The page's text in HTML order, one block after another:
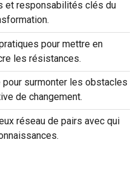
et responsabilités clés du
pour mettre en
les résistances.
pour surmonter les obstacles
de changement.
réseau de pairs avec qui